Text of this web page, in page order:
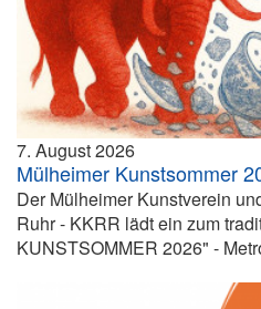
7. August 2026
Mülheimer Kunstsommer
Der Mülheimer Kunstverein
Ruhr - KKRR lädt ein zum
KUNSTSOMMER 2026" -